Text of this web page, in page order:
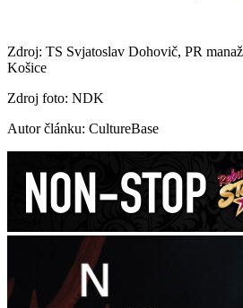
Zdroj: TS Svjatoslav Dohovič, PR
Košice
Zdroj foto: NDK
Autor článku: CultureBase